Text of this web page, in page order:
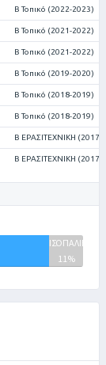
Β Τοπικό (2022-2023)
Β Τοπικό (2021-2022)
Β Τοπικό (2021-2022)
Β Τοπικό (2019-2020)
Β Τοπικό (2018-2019)
Β Τοπικό (2018-2019)
Β ΕΡΑΣΙΤΕΧΝΙΚΗ (2017-
Β ΕΡΑΣΙΤΕΧΝΙΚΗ (2017-
ΙΣΟΠΑΛΙΕΣ
11%